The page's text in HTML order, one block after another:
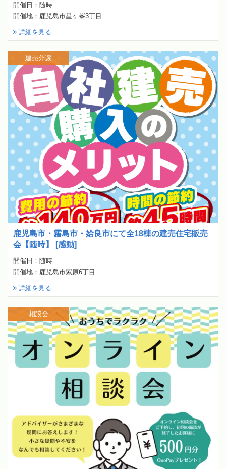
開催日：随時
開催地：鹿児島市星ヶ峯3丁目
詳細を見る
鹿児島市・霧島市・姶良市にて全18棟の建売住宅販売
会【随時】 [感動]
開催日：随時
開催地：鹿児島市紫原6丁目
詳細を見る
建売分譲
相談会